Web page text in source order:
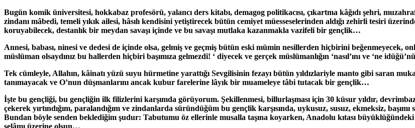
Bugün komik üniversitesi, hokkabaz profesörü, yalancı ders kitabı, demagog politikacısı, çıkartma kâğıdı şehri,
zindanı mâbedi, temeli yıkık ailesi, hâsılı kendisini yetiştirecek bütün cemiyet müesseselerinden aldığı zehirli tesiri
koruyabilecek, destanlık bir meydan savaşı içinde ve bu savaşı mutlaka kazanmakla vazifeli bir gençlik…
Annesi, babası, ninesi ve dedesi de içinde olsa, gelmiş ve geçmiş bütün eski mümin nesillerden hiçbirini beğenmeyecek,
müslüman olsaydınız bu hallerden hiçbiri başımıza gelmezdi! ‘ diyecek ve gerçek müslümanlığın ‘nasıl’ını ve ‘ne
Tek cümleyle, Allahın, kâinatı yüzü suyu hürmetine yarattığı Sevgilisinin fezayı bütün yıldızlariyle manto gibi saran
tanımayacak ve O’nun düşmanlarını ancak kubur farelerine lâyık bir muameleye tâbi tutacak bir gençlik…
İşte bu gençliği, bu gençliğin ilk filizlerini karşımda görüyorum. Şekillenmesi, billurlaşması için 30 küsur yıldır,
çekerek yırtındığım, paralandığım ve zindanlarda süründüğüm bu gençlik karşısında, uykusuz, susuz, ekmeksiz,
Bundan böyle senden beklediğim şudur: Tabutumu öz ellerinle musalla taşına koyarken, Anadolu kıtası
selâmı üzerine olsun…